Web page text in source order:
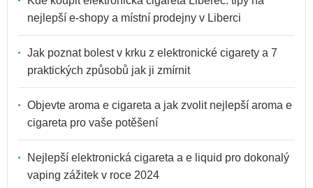
nejlepší e-shopy a místní prodejny v Liberci
Jak poznat bolest v krku z elektronické cigarety a 7
praktických způsobů jak ji zmírnit
Objevte aroma e cigareta a jak zvolit nejlepší aroma e
cigareta pro vaše potěšení
Nejlepší elektronická cigareta a e liquid pro dokonalý
vaping zážitek v roce 2024